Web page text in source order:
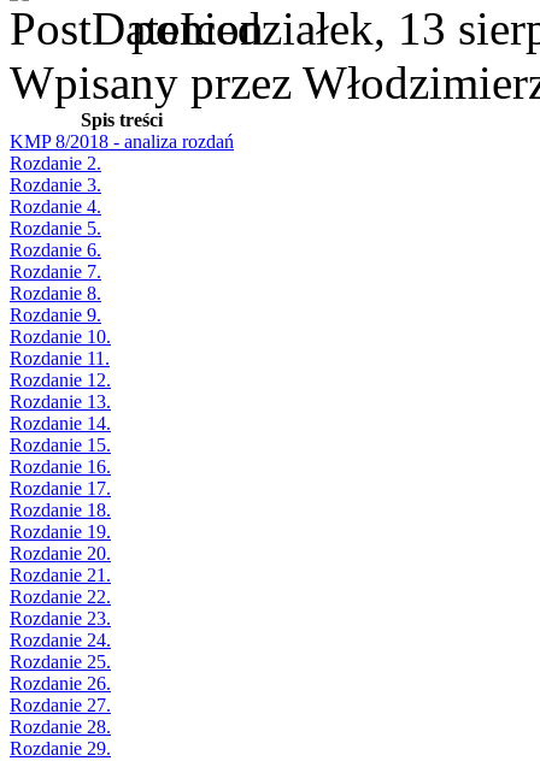
poniedziałek, 13
Wpisany przez
Spis treści
KMP 8/2018 - analiza rozdań
Rozdanie 2.
Rozdanie 3.
Rozdanie 4.
Rozdanie 5.
Rozdanie 6.
Rozdanie 7.
Rozdanie 8.
Rozdanie 9.
Rozdanie 10.
Rozdanie 11.
Rozdanie 12.
Rozdanie 13.
Rozdanie 14.
Rozdanie 15.
Rozdanie 16.
Rozdanie 17.
Rozdanie 18.
Rozdanie 19.
Rozdanie 20.
Rozdanie 21.
Rozdanie 22.
Rozdanie 23.
Rozdanie 24.
Rozdanie 25.
Rozdanie 26.
Rozdanie 27.
Rozdanie 28.
Rozdanie 29.